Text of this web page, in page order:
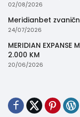
trenutak
02/08/2026
Meridianbet
24/07/2026
MERIDIAN
2.000 KM
20/06/2026